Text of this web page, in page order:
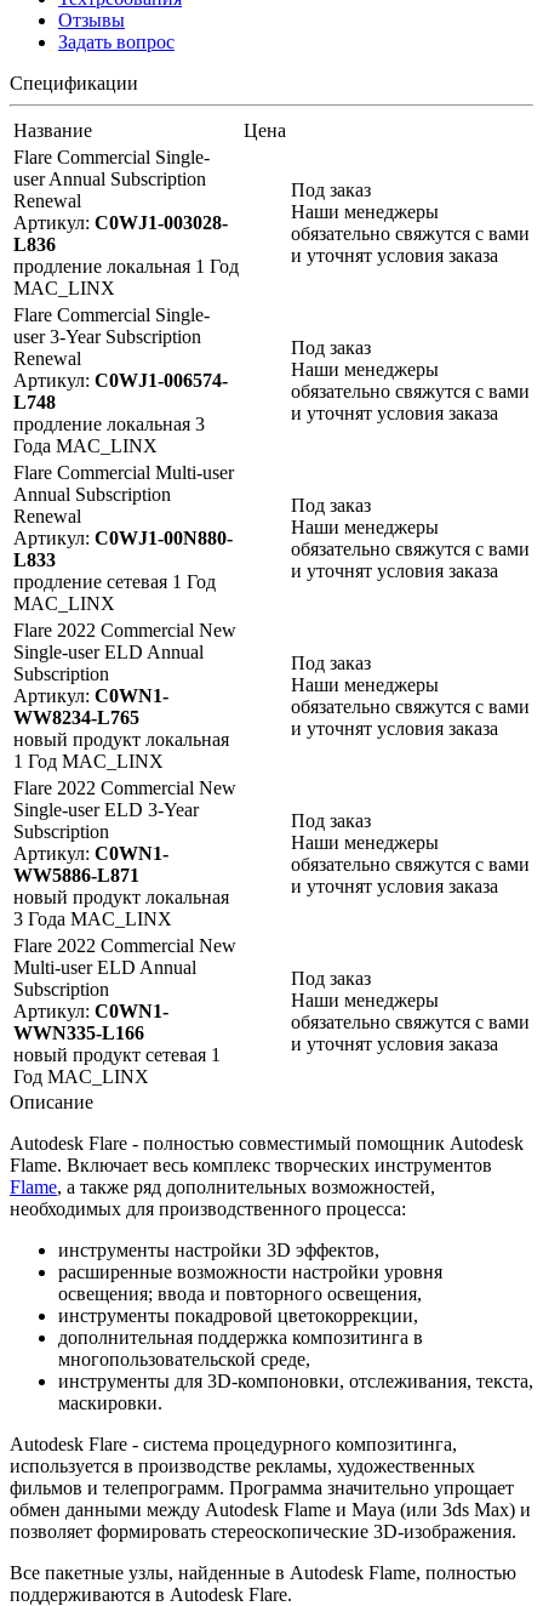
Отзывы
Задать вопрос
Спецификации
Название
Цена
Flare Commercial Single-
user Annual Subscription
Renewal
Артикул: C0WJ1-003028-
L836
продление локальная 1 Год
MAC_LINX
Под заказ
Наши менеджеры
обязательно свяжутся с вами
и уточнят условия заказа
Flare Commercial Single-
user 3-Year Subscription
Renewal
Артикул: C0WJ1-006574-
L748
продление локальная 3
Года MAC_LINX
Под заказ
Наши менеджеры
обязательно свяжутся с вами
и уточнят условия заказа
Flare Commercial Multi-user
Annual Subscription
Renewal
Артикул: C0WJ1-00N880-
L833
продление сетевая 1 Год
MAC_LINX
Под заказ
Наши менеджеры
обязательно свяжутся с вами
и уточнят условия заказа
Flare 2022 Commercial New
Single-user ELD Annual
Subscription
Артикул: C0WN1-
WW8234-L765
новый продукт локальная
1 Год MAC_LINX
Под заказ
Наши менеджеры
обязательно свяжутся с вами
и уточнят условия заказа
Flare 2022 Commercial New
Single-user ELD 3-Year
Subscription
Артикул: C0WN1-
WW5886-L871
новый продукт локальная
3 Года MAC_LINX
Под заказ
Наши менеджеры
обязательно свяжутся с вами
и уточнят условия заказа
Flare 2022 Commercial New
Multi-user ELD Annual
Subscription
Артикул: C0WN1-
WWN335-L166
новый продукт сетевая 1
Год MAC_LINX
Под заказ
Наши менеджеры
обязательно свяжутся с вами
и уточнят условия заказа
Описание
Autodesk Flare - полностью совместимый помощник Autodesk
Flame. Включает весь комплекс творческих инструментов
Flame, а также ряд дополнительных возможностей,
необходимых для производственного процесса:
инструменты настройки 3D эффектов,
расширенные возможности настройки уровня
освещения; ввода и повторного освещения,
инструменты покадровой цветокоррекции,
дополнительная поддержка композитинга в
многопользовательской среде,
инструменты для 3D-компоновки, отслеживания, текста,
маскировки.
Autodesk Flare - система процедурного композитинга,
используется в производстве рекламы, художественных
фильмов и телепрограмм. Программа значительно упрощает
обмен данными между Autodesk Flame и Maya (или 3ds Max) и
позволяет формировать стереоскопические 3D-изображения.
Все пакетные узлы, найденные в Autodesk Flame, полностью
поддерживаются в Autodesk Flare.